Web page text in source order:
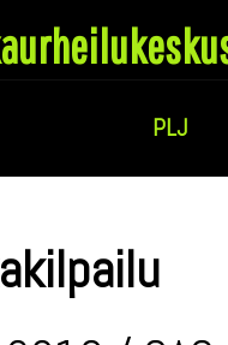
PLJ